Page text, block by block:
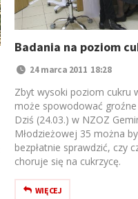
Badania na poziom
24 marca 2011 18:28
Zbyt wysoki poziom cukru
może spowodować groźne
Dziś (24.03.) w NZOZ
Młodzieżowej 35 można
bezpłatnie sprawdzić, czy
choruje się na cukrzycę.
WIĘCEJ